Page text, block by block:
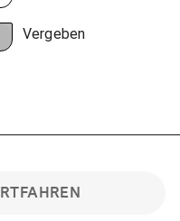
Vergeben